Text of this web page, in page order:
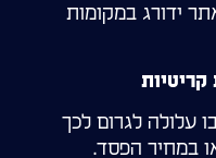
ידורג במקומות
עלולה לגרום לכך
במחיר הפסד.